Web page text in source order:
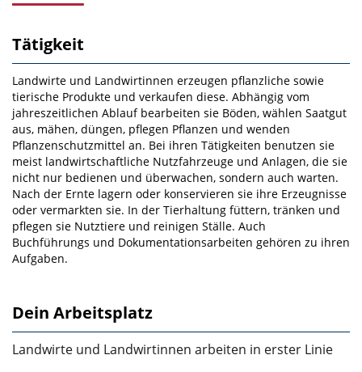
Tätigkeit
Landwirte und Landwirtinnen erzeugen pflanzliche sowie
tierische Produkte und verkaufen diese. Ab­hängig vom
jahreszeitlichen Ablauf bearbeiten sie Böden, wählen Saatgut
aus, mähen, düngen, pfle­gen Pflanzen und wenden
Pflanzenschutzmittel an. Bei ihren Tätigkeiten benutzen sie
meist landwirt­schaftliche Nutzfahrzeuge und Anlagen, die sie
nicht nur bedienen und überwachen, sondern auch warten.
Nach der Ernte lagern oder konservieren sie ihre Erzeugnisse
oder vermarkten sie. In der Tierhaltung füttern, tränken und
pflegen sie Nutztiere und reinigen Ställe. Auch
Buchführungs­ und Do­kumentationsarbeiten gehören zu ihren
Aufgaben.
Dein Arbeitsplatz
Landwirte und Landwirtinnen arbeiten in erster Linie